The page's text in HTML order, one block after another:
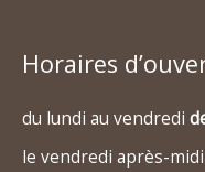
Horaires
du lundi au vendredi
le vendredi après-midi